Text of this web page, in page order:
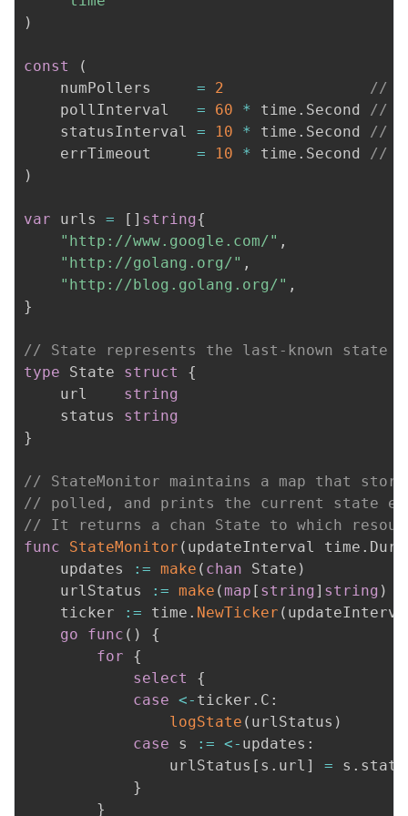
)
const
(
	numPollers
= 2
//
	pollInterval
= 60 * time . Second //
	statusInterval
= 10 * time . Second //
	errTimeout
= 10 * time . Second //
)
var urls = [ ] string{
"http://www.google.com/" ,
"http://golang.org/" ,
"http://blog.golang.org/" ,
}
// State represents the last-known state
type State struct
{
	url
string
	status
string
}
// StateMonitor maintains a map that
// polled, and prints the current state
// It returns a chan State to which
func
StateMonitor ( updateInterval time .
	updates
:= make ( chan State )
	urlStatus
:= make ( map [ string ] string )
	ticker
:= time . NewTicker (
go
func ( )
{
for
{
select
{
case <- ticker . C :
logState ( urlStatus )
case s := <- updates :
				urlStatus
[ s . url ] = s .
}
}